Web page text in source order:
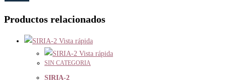
Productos relacionados
Vista rápida
Vista rápida
SIN CATEGORIA
SIRIA-2